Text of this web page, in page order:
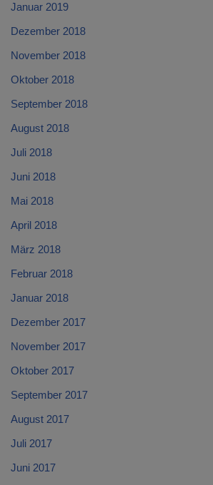
Januar 2019
Dezember 2018
November 2018
Oktober 2018
September 2018
August 2018
Juli 2018
Juni 2018
Mai 2018
April 2018
März 2018
Februar 2018
Januar 2018
Dezember 2017
November 2017
Oktober 2017
September 2017
August 2017
Juli 2017
Juni 2017